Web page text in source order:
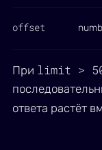
offset
При limit >
ответа растёт